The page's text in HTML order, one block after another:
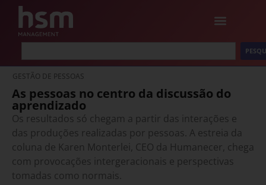
GESTÃO DE PESSOAS
As pessoas no centro da discussão do
aprendizado
Os resultados só chegam a partir das interações e
das produções realizadas por pessoas. A estreia da
coluna de Karen Monterlei, CEO da Humanecer, chega
com provocações intergeracionais e perspectivas
tomadas como normais.